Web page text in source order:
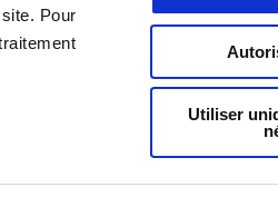
Pour
Utiliser